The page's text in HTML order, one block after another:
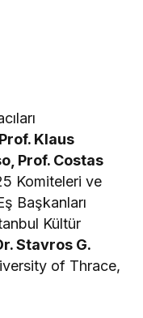
Klaus
Prof. Costas
Komiteleri ve
Başkanları
Kültür
Stavros G.
of Thrace,